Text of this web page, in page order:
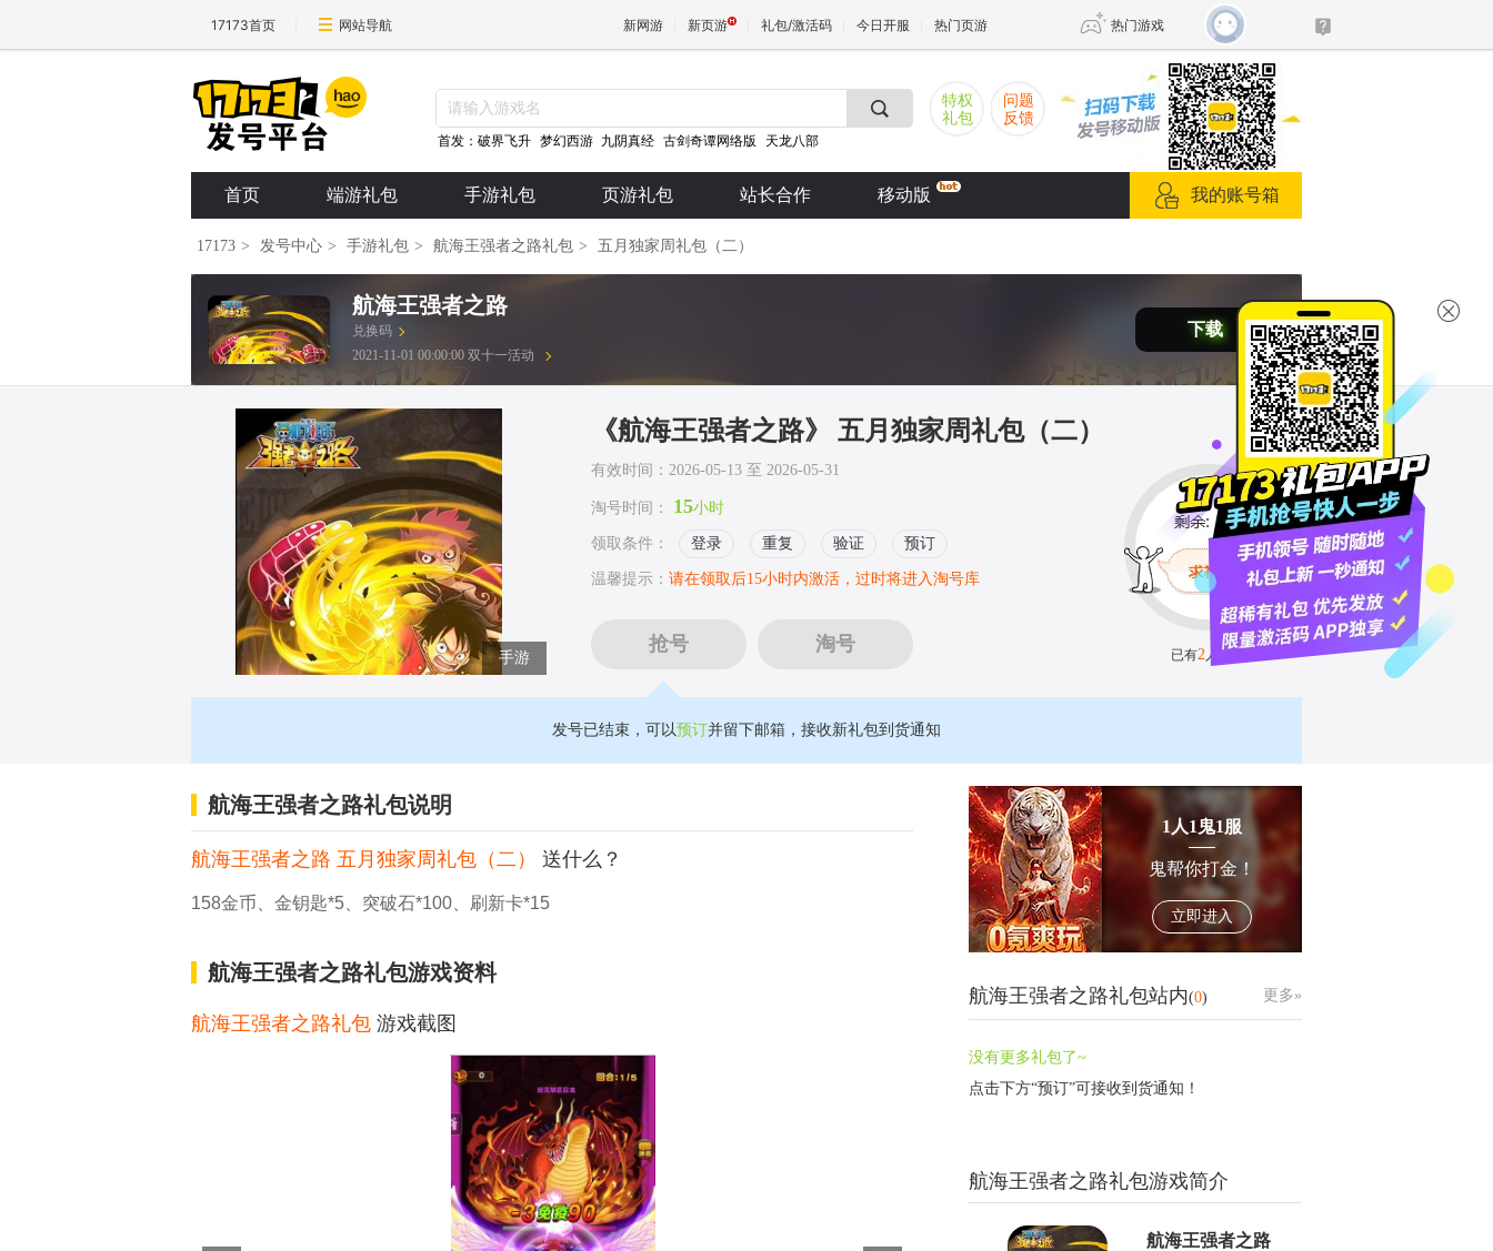
17173首页 网站导航 新网游 新页游 礼包/激活码 今日开服 热门页游 热门游戏
传奇4
新天龙八部
王权与自由 诛仙世界 仙剑世界
首发：破界飞升 梦幻西游 九阴真经 古剑奇谭网络版 天龙八部
特权
礼包
问题
反馈
首页 端游礼包 手游礼包 页游礼包 站长合作 移动版 我的账号箱
17173 > 发号中心 > 手游礼包 > 航海王强者之路礼包 > 五月独家周礼包（二）
航海王强者之路
兑换码
2021-11-01 00:00:00 双十一活动
下载
手游
《航海王强者之路》 五月独家周礼包（二）
有效时间：2026-05-13 至 2026-05-31
淘号时间： 15小时
领取条件： 登录 重复 验证 预订
温馨提示： 请在领取后15小时内激活，过时将进入淘号库
抢号 淘号 已有2人跪求
发号已结束，可以预订并留下邮箱，接收新礼包到货通知
航海王强者之路礼包说明
航海王强者之路 五月独家周礼包（二） 送什么？
158金币、金钥匙*5、突破石*100、刷新卡*15
航海王强者之路礼包游戏资料
航海王强者之路礼包 游戏截图
1人1鬼1服
鬼帮你打金！
立即进入
航海王强者之路礼包站内(0) 更多»
没有更多礼包了~
点击下方“预订”可接收到货通知！
航海王强者之路礼包游戏简介
航海王强者之路